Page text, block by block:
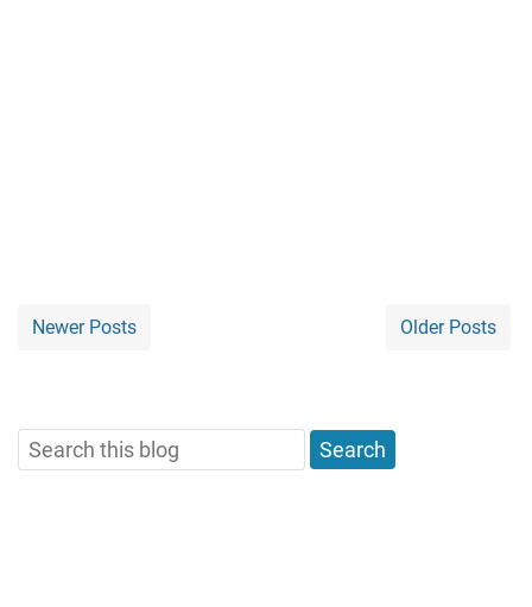
Newer Posts Older Posts